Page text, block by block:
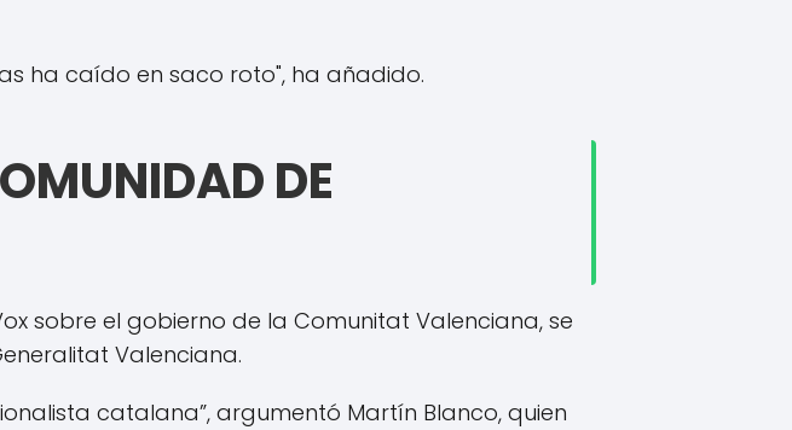
ha caído en saco roto", ha añadido.
DE
sobre el gobierno de la Comunitat Valenciana, se
Valenciana.
catalana”, argumentó Martín Blanco, quien